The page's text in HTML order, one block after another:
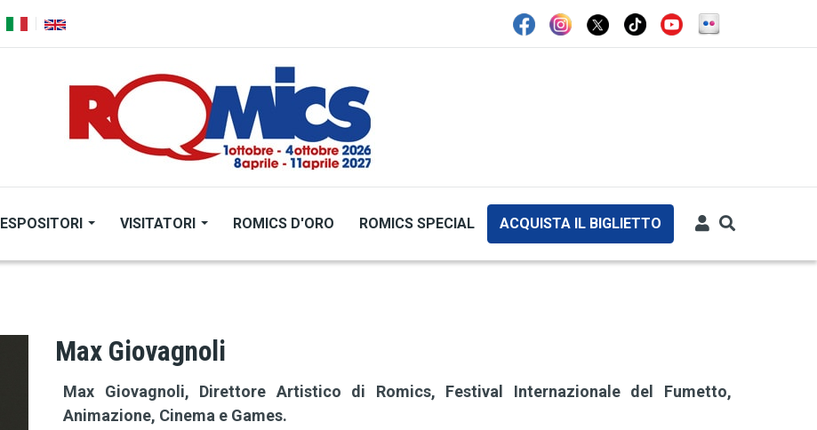
ESPOSITORI VISITATORI ROMICS D'ORO ROMICS SPECIAL ACQUISTA IL BIGLIETTO
Max Giovagnoli
Max Giovagnoli, Direttore Artistico di Romics, Festival Internazionale del Fumetto,
Animazione, Cinema e Games.